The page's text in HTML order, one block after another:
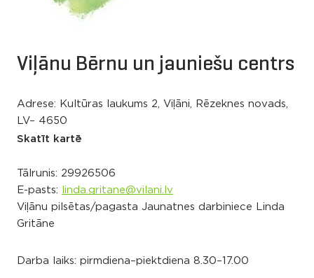
Viļānu Bērnu un jauniešu centrs
Adrese: Kultūras laukums 2, Viļāni, Rēzeknes novads,
LV– 4650
Skatīt kartē
Tālrunis: 29926506
E-pasts:
linda.gritane@vilani.lv
Viļānu pilsētas/pagasta Jaunatnes darbiniece Linda
Gritāne
Darba laiks: pirmdiena–piektdiena 8.30–17.00